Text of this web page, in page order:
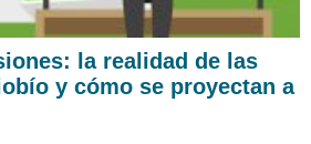
la realidad de las
y cómo se proyectan a